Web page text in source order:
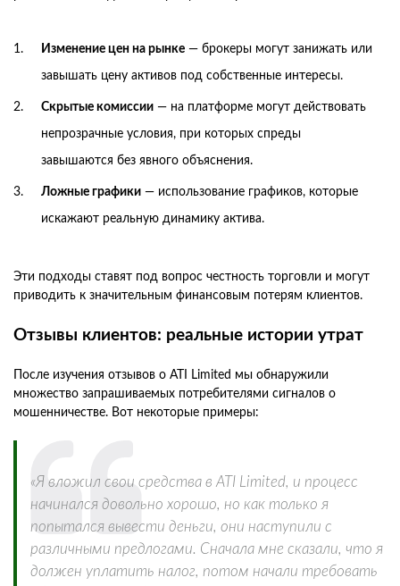
Изменение цен на рынке — брокеры могут занижать или
завышать цену активов под собственные интересы.
Скрытые комиссии — на платформе могут действовать
непрозрачные условия, при которых спреды
завышаются без явного объяснения.
Ложные графики — использование графиков, которые
искажают реальную динамику актива.
Эти подходы ставят под вопрос честность торговли и могут
приводить к значительным финансовым потерям клиентов.
Отзывы клиентов: реальные истории утрат
После изучения отзывов о ATI Limited мы обнаружили
множество запрашиваемых потребителями сигналов о
мошенничестве. Вот некоторые примеры:
«Я вложил свои средства в ATI Limited, и процесс
начинался довольно хорошо, но как только я
попытался вывести деньги, они наступили с
различными предлогами. Сначала мне сказали, что я
должен уплатить налог, потом начали требовать